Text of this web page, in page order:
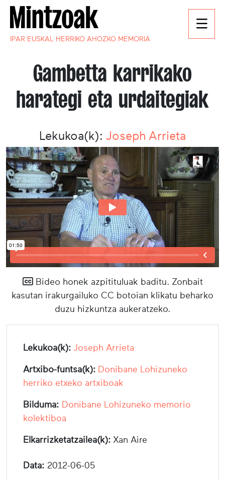
IPAR EUSKAL HERRIKO AHOZKO MEMORIA
Gambetta karrikako
harategi eta urdaitegiak
Lekukoa(k): Joseph Arrieta
Bideo honek azpitituluak baditu. Zonbait
kasutan irakurgailuko CC botoian klikatu beharko
duzu hizkuntza aukeratzeko.
Lekukoa(k): Joseph Arrieta
Artxibo-funtsa(k): Donibane Lohizuneko
herriko etxeko artxiboak
Bilduma: Donibane Lohizuneko memorio
kolektiboa
Elkarrizketatzailea(k): Xan Aire
Data: 2012-06-05